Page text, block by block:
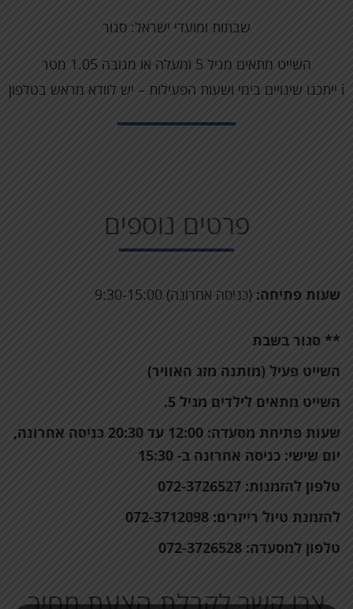
שבתות ומועדי ישראל: סגור
השייט מתאים מגיל 5 ומעלה או מגובה 1.05 מטר
ℹ ייתכנו שינויים בימי ושעות הפעילות – יש לוודא מראש בטלפון
פרטים נוספים
שעות פתיחה: (כניסה אחרונה) 9:30-15:00
** סגור בשבת
השייט פעיל (מותנה מזג האוויר)
השייט מתאים לילדים מגיל 5.
שעות פתיחת מסעדה:
12:00 עד 20:30 כניסה אחרונה,
יום שישי: כניסה אחרונה ב- 15:30
טלפון להזמנות: 072-3726527
להזמנת טיול רייזרים: 072-3712098
טלפון למסעדה: 072-3726528